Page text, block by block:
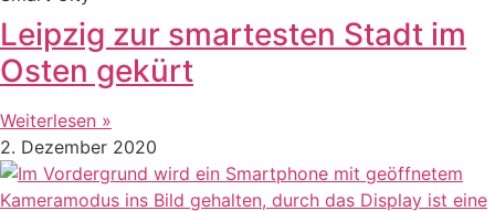
Leipzig zur smartesten Stadt im
Osten gekürt
Weiterlesen »
2. Dezember 2020